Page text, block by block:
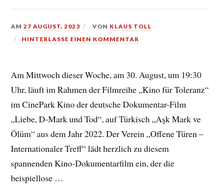
AM27 AUGUST, 2023 VON KLAUS TOLL
HINTERLASSE EINEN KOMMENTAR
Am Mittwoch dieser Woche, am 30. August, um 19:30
Uhr, läuft im Rahmen der Filmreihe „Kino für Toleranz“
im CinePark Kino der deutsche Dokumentar-Film
„Liebe, D-Mark und Tod“, auf Türkisch „Aşk Mark ve
Ölüm“ aus dem Jahr 2022. Der Verein „Offene Türen –
Internationaler Treff“ lädt herzlich zu diesem
spannenden Kino-Dokumentarfilm ein, der die
beispiellose …